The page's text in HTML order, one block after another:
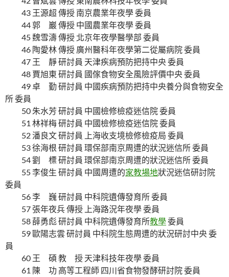
43 王源超 傳授 南京農業年夜學 委員
44 郭 巖 傳授 中國農業年夜學 委員
45 魏雪濤 傳授 北京年夜學醫學部 委員
46 陶愛林 傳授 廣州醫科年夜學第二從屬病院 委員
47 王 靜 研討員 天津疾病預防把持中央 委員
48 賈旭東 研討員 國傢食物安全風險評價中央 委員
49 卓 勤 研討員 中國疾病預防把持中央養分與食物安全
所 委員
50 朱水芳 研討員 中國檢修檢疫迷信院 委員
51 林祥梅 研討員 中國檢修檢疫迷信院 委員
52 潘良文 研討員 上海收支境檢修檢疫局 委員
53 徐海根 研討員 環保部南京周遭的狀況迷信所 委員
54 劉 標 研討員 環保部南京周遭的狀況迷信所 委員
55 李俊生 研討員 中國周遭的家教場地狀況迷信研討院
委員
56 李 巍 研討員 中科院遺傳發育所 委員
57 張年夜兵 傳授 上海路況年夜學 委員
58 薛勇彪 研討員 中科院遺傳發育所教學委員
59 歐陽志雲 研討員 中科院生態周遭的狀況研討中央 委
員
60 王 碩 教 授 天津科技年夜學 委員
61 陳 功 高等工程師 四川省食物發酵研討院 委員